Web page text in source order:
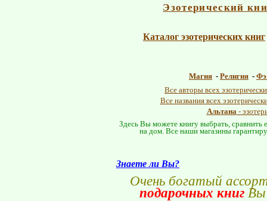
Эзотерический
Каталог эзотерических книг
Магия - Религия -
Все авторы всех
Все названия всех
Альтана-
Здесь Вы можете книгу выбрать, сравнить
на дом. Все наши магазины
Знаете ли Вы?
Очень богатый
подарочных книгВы